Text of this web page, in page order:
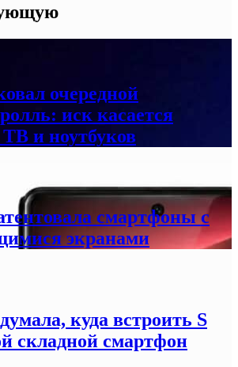
очередной
иск касается
и ноутбуков
смартфоны с
экранами
куда встроить S
складной смартфон